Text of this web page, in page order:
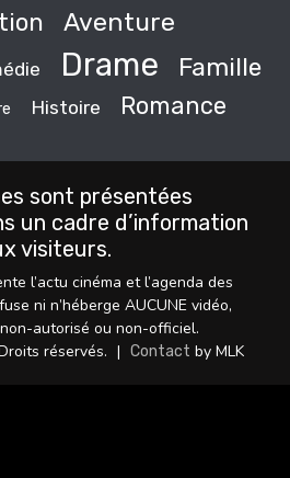
Aventure
Drame Famille
Histoire Romance
sont présentées
un cadre d’information
visiteurs.
l’actu cinéma et l’agenda des
ni n’héberge AUCUNE vidéo,
autorisé ou non-officiel.
réservés. | Contact by MLK